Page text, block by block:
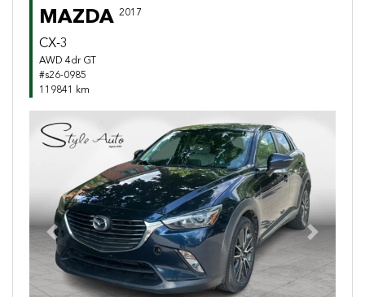
MAZDA 2017
CX-3
AWD 4dr GT
#s26-0985
119841 km
Previous Next